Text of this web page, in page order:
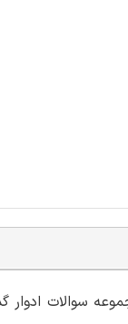
سوالات